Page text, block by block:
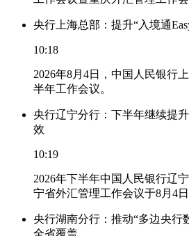
央行上海总部：提升“入境通
10:18
2026年8月4日，中国人民银行
半年工作会议。
央行辽宁分行：下半年继续提
效
10:19
2026年下半年中国人民银行辽
宁省外汇管理工作会议于8月4日
央行湖南分行：推动“多边央行
全省覆盖